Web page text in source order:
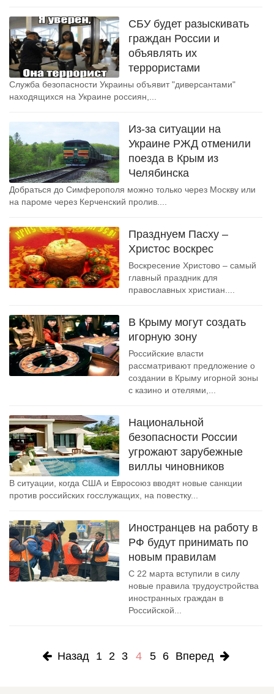
СБУ будет разыскивать
граждан России и
объявлять их
террористами
Служба безопасности Украины объявит "диверсантами"
находящихся на Украине россиян,...
Из-за ситуации на
Украине РЖД отменили
поезда в Крым из
Челябинска
Добраться до Симферополя можно только через Москву или
на пароме через Керченский пролив....
Празднуем Пасху –
Христос воскрес
Воскресение Христово – самый
главный праздник для
православных христиан....
В Крыму могут создать
игорную зону
Российские власти
рассматривают предложение о
создании в Крыму игорной зоны
с казино и отелями,...
Национальной
безопасности России
угрожают зарубежные
виллы чиновников
В ситуации, когда США и Евросоюз вводят новые санкции
против российских госслужащих, на повестку...
Иностранцев на работу в
РФ будут принимать по
новым правилам
С 22 марта вступили в силу
новые правила трудоустройства
иностранных граждан в
Российской...
Назад 1 2 3 4 5 6 Вперед